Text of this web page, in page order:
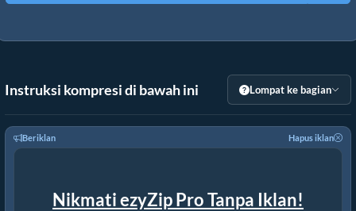
Instruksi kompresi di bawah ini Lompat ke bagian
Beriklan Hapus iklan
Nikmati ezyZip Pro Tanpa Iklan!